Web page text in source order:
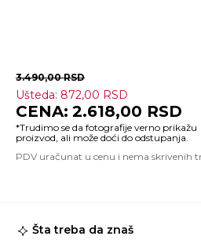
3.490,00RSD
Ušteda: 872,00 RSD
2.618,00 RSD
Šta treba da znaš